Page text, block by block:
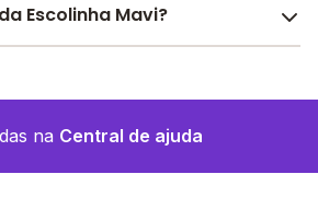
descontos para o Escolinha
Escolinha Mavi?
na Central de ajuda